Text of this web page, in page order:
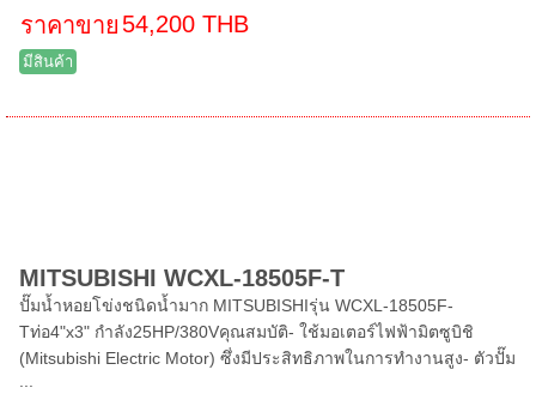
ราคาขาย 54,200 THB
มีสินค้า
MITSUBISHI WCXL-18505F-T
ปั๊มน้ำหอยโข่งชนิดน้ำมาก MITSUBISHIรุ่น WCXL-18505F-
Tท่อ4"x3" กำลัง25HP/380Vคุณสมบัติ- ใช้มอเตอร์ไฟฟ้ามิตซูบิชิ
(Mitsubishi Electric Motor) ซึ่งมีประสิทธิภาพในการทำงานสูง- ตัวปั๊ม